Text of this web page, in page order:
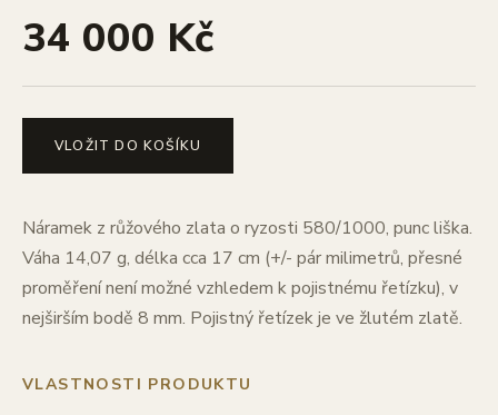
34 000 Kč
VLOŽIT DO KOŠÍKU
Náramek z růžového zlata o ryzosti 580/1000, punc liška.
Váha 14,07 g, délka cca 17 cm (+/- pár milimetrů, přesné
proměření není možné vzhledem k pojistnému řetízku), v
nejširším bodě 8 mm. Pojistný řetízek je ve žlutém zlatě.
VLASTNOSTI PRODUKTU